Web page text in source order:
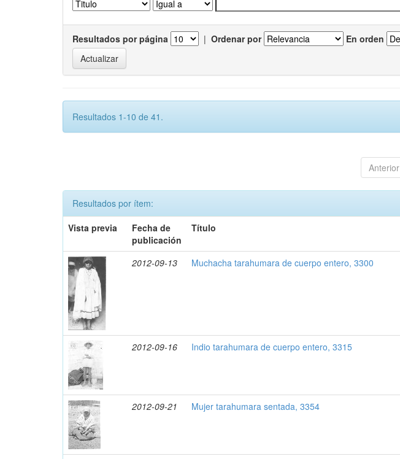
Resultados por página | Ordenar por En orden
Resultados 1-10 de 41.
Anterior
Resultados por ítem:
Vista previa
Fecha de
publicación
Título
2012-09-13 Muchacha tarahumara de cuerpo entero, 3300
2012-09-16 Indio tarahumara de cuerpo entero, 3315
2012-09-21 Mujer tarahumara sentada, 3354